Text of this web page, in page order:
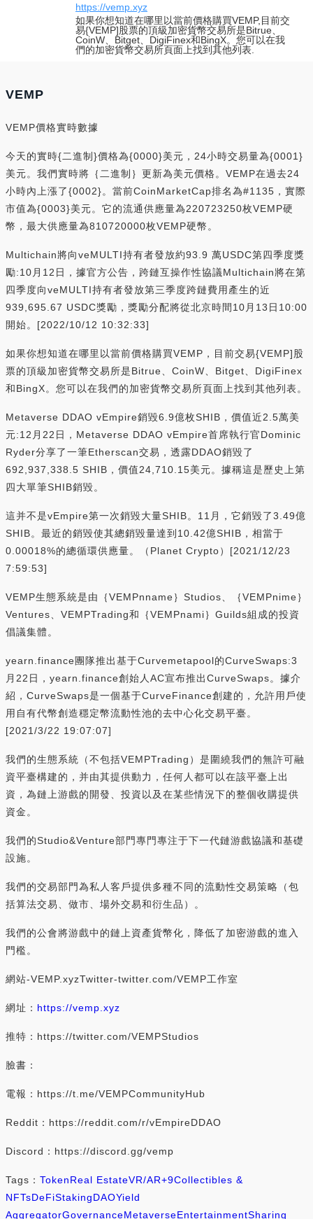
https://vemp.xyz
如果你想知道在哪里以當前價格購買VEMP,目前交
易{VEMP]股票的頂級加密貨幣交易所是Bitrue、
CoinW、Bitget、DigiFinex和BingX。您可以在我
們的加密貨幣交易所頁面上找到其他列表.
VEMP
VEMP價格實時數據
今天的實時{二進制}價格為{0000}美元，24小時交易量為{0001}
美元。我們實時將｛二進制｝更新為美元價格。VEMP在過去24
小時內上漲了{0002}。當前CoinMarketCap排名為#1135，實際
市值為{0003}美元。它的流通供應量為220723250枚VEMP硬
幣，最大供應量為810720000枚VEMP硬幣。
Multichain將向veMULTI持有者發放約93.9 萬USDC第四季度獎
勵:10月12日，據官方公告，跨鏈互操作性協議Multichain將在第
四季度向veMULTI持有者發放第三季度跨鏈費用產生的近
939,695.67 USDC獎勵，獎勵分配將從北京時間10月13日10:00
開始。[2022/10/12 10:32:33]
如果你想知道在哪里以當前價格購買VEMP，目前交易{VEMP]股
票的頂級加密貨幣交易所是Bitrue、CoinW、Bitget、DigiFinex
和BingX。您可以在我們的加密貨幣交易所頁面上找到其他列表。
Metaverse DDAO vEmpire銷毀6.9億枚SHIB，價值近2.5萬美
元:12月22日，Metaverse DDAO vEmpire首席執行官Dominic
Ryder分享了一筆Etherscan交易，透露DDAO銷毀了
692,937,338.5 SHIB，價值24,710.15美元。據稱這是歷史上第
四大單筆SHIB銷毀。
這并不是vEmpire第一次銷毀大量SHIB。11月，它銷毀了3.49億
SHIB。最近的銷毀使其總銷毀量達到10.42億SHIB，相當于
0.00018%的總循環供應量。（Planet Crypto）[2021/12/23
7:59:53]
VEMP生態系統是由｛VEMPnname｝Studios、｛VEMPnime｝
Ventures、VEMPTrading和｛VEMPnami｝Guilds組成的投資
倡議集體。
yearn.finance團隊推出基于Curvemetapool的CurveSwaps:3
月22日，yearn.finance創始人AC宣布推出CurveSwaps。據介
紹，CurveSwaps是一個基于CurveFinance創建的，允許用戶使
用自有代幣創造穩定幣流動性池的去中心化交易平臺。
[2021/3/22 19:07:07]
我們的生態系統（不包括VEMPTrading）是圍繞我們的無許可融
資平臺構建的，并由其提供動力，任何人都可以在該平臺上出
資，為鏈上游戲的開發、投資以及在某些情況下的整個收購提供
資金。
我們的Studio&Venture部門專門專注于下一代鏈游戲協議和基礎
設施。
我們的交易部門為私人客戶提供多種不同的流動性交易策略（包
括算法交易、做市、場外交易和衍生品）。
我們的公會將游戲中的鏈上資產貨幣化，降低了加密游戲的進入
門檻。
網站-VEMP.xyzTwitter-twitter.com/VEMP工作室
網址： https://vemp.xyz
推特：https://twitter.com/VEMPStudios
臉書：
電報：https://t.me/VEMPCommunityHub
Reddit：https://reddit.com/r/vEmpireDDAO
Discord：https://discord.gg/vemp
Tags： TokenReal EstateVR/AR+9Collectibles &
NFTsDeFiStakingDAOYield
AggregatorGovernanceMetaverseEntertainmentSharing